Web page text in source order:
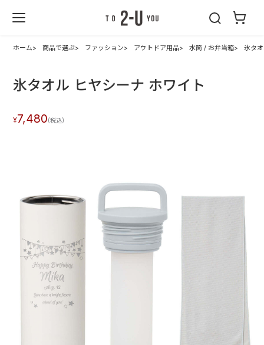
ホーム 商品で選ぶ ファッション アウトドア用品 水筒 / お弁当箱 氷タ
氷タオル ヒヤシーナ ホワイト
7,480